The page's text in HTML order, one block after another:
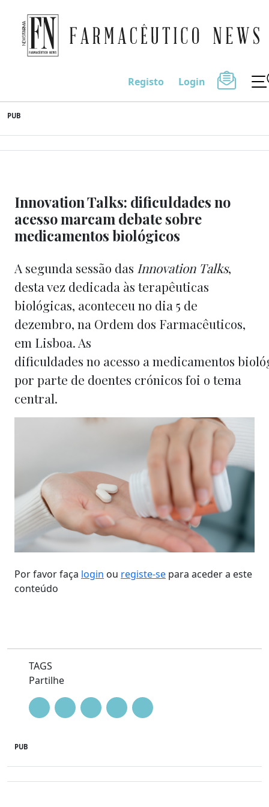
to
content
Farmacêutico News
Registo Login
PUB
Innovation Talks: dificuldades no
acesso marcam debate sobre
medicamentos biológicos
A segunda sessão das Innovation Talks,
desta vez dedicada às terapêuticas
biológicas, aconteceu no dia 5 de
dezembro, na Ordem dos Farmacêuticos,
em Lisboa. As
dificuldades no acesso a medicamentos
por parte de doentes crónicos foi o tema
central.
Por favor faça login ou registe-se para aceder a este
conteúdo
TAGS
Partilhe
PUB